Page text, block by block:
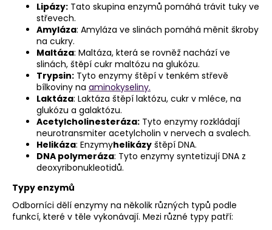
Lipázy: Tato skupina enzymů pomáhá trávit tuky ve
střevech.
Amyláza: Amyláza ve slinách pomáhá měnit škroby
na cukry.
Maltáza: Maltáza, která se rovněž nachází ve
slinách, štěpí cukr maltózu na glukózu.
Trypsin: Tyto enzymy štěpí v tenkém střevě
bílkoviny na aminokyseliny.
Laktáza: Laktáza štěpí laktózu, cukr v mléce, na
glukózu a galaktózu.
Acetylcholinesteráza: Tyto enzymy rozkládají
neurotransmiter acetylcholin v nervech a svalech.
Helikáza: Enzymyhelikázy štěpí DNA.
DNA polymeráza: Tyto enzymy syntetizují DNA z
deoxyribonukleotidů.
Typy enzymů
Odborníci dělí enzymy na několik různých typů podle
funkcí, které v těle vykonávají. Mezi různé typy patří: